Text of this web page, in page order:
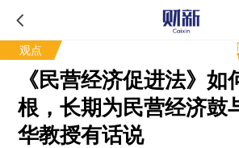
观点
《民营经济促进法》如
根，长期为民营经济鼓
华教授有话说